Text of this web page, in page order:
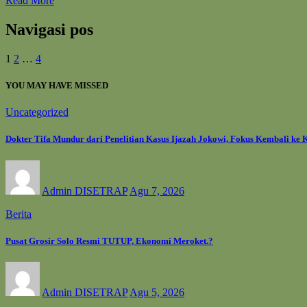
Navigasi pos
1 2 … 4
YOU MAY HAVE MISSED
Uncategorized
Dokter Tifa Mundur dari Penelitian Kasus Ijazah Jokowi, Fokus Kembali ke
Admin DISETRAP Agu 7, 2026
Berita
Pusat Grosir Solo Resmi TUTUP, Ekonomi Meroket.?
Admin DISETRAP Agu 5, 2026